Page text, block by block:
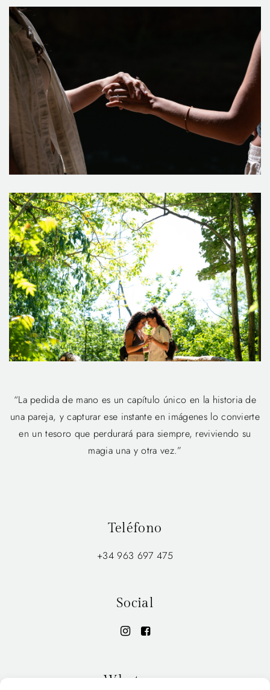
“La pedida de mano es un capítulo único en la historia de
una pareja, y capturar ese instante en imágenes lo convierte
en un tesoro que perdurará para siempre, reviviendo su
magia una y otra vez.”
Teléfono
+34 963 697 475
Social
Whatsapp